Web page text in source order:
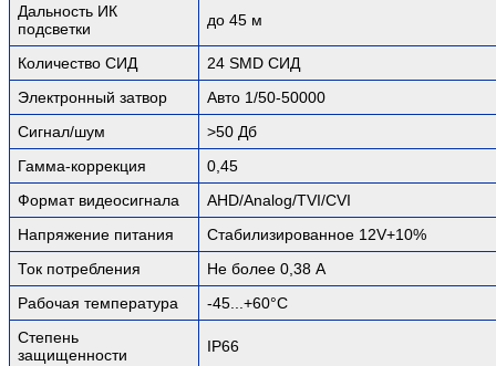
Дальность ИК
подсветки
до 45 м
Количество СИД
24 SMD СИД
Электронный затвор
Авто 1/50-50000
Сигнал/шум
>50 Дб
Гамма-коррекция
0,45
Формат видеосигнала
AHD/Analog/TVI/CVI
Напряжение питания
Стабилизированное 12V+10%
Ток потребления
Не более 0,38 А
Рабочая температура
-45...+60°C
Степень
защищенности
IP66